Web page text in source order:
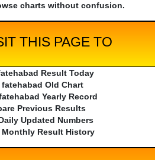
charts without confusion.
THIS PAGE TO
Result Today
fatehabad Old Chart
Yearly Record
Previous Results
Updated Numbers
Monthly Result History